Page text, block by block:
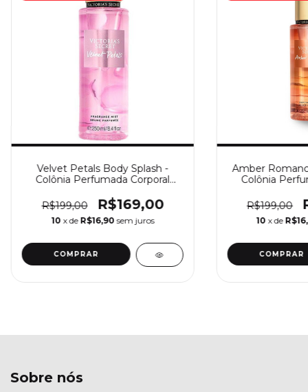
Velvet Petals Body Splash -
Colônia Perfumada Corporal
R$199,00
R$169,00
10 x de R$16,90 sem juros
Amber
Colônia
R$199,00
10 x de
Sobre nós